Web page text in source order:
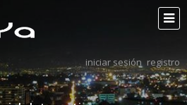
iniciar sesión registro